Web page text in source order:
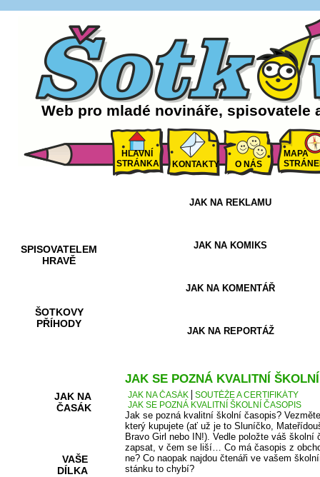
Web pro mladé novináře, spisovatele
HLAVNÍ
STRÁNKA
KONTAKTY O NÁS
MAPA
SPISOVATELEM
HRAVĚ
ŠOTKOVY
PŘÍHODY
JAK NA
ČASÁK
VAŠE
DÍLKA
JAK NA REKLAMU
JAK NA KOMIKS
JAK NA KOMENTÁŘ
JAK NA REPORTÁŽ
JAK SE POZNÁ KVALITNÍ
JAK NA ČASÁK
SOUTĚŽE A CERTIFIKÁTY
JAK SE POZNÁ KVALITNÍ ŠKOLNÍ ČASOPIS
Jak se pozná kvalitní školní časopis?
který kupujete (ať už je to Sluníčko,
Bravo Girl nebo IN!). Vedle položte váš
zapsat, v čem se liší… Co má časopis z
ne? Co naopak najdou čtenáři ve vašem
stánku to chybí?